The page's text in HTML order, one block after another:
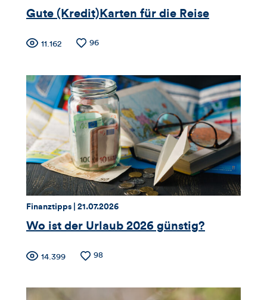
Artikels
Gute (Kredit)Karten für die Reise
Zähler
für
Views,
Likes
und
Kommentare
dieses
Artikels
Anzahl11.162
Anzahl
96
Thema:
Finanztipps | Datum:
21.07.2026
Wo ist der Urlaub 2026 günstig?
Zähler
für
Anzahl14.399
Anzahl
98